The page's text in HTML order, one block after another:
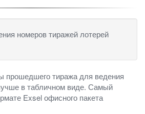
номеров тиражей лотерей
прошедшего тиража для ведения
в табличном виде. Самый
Exsel офисного пакета